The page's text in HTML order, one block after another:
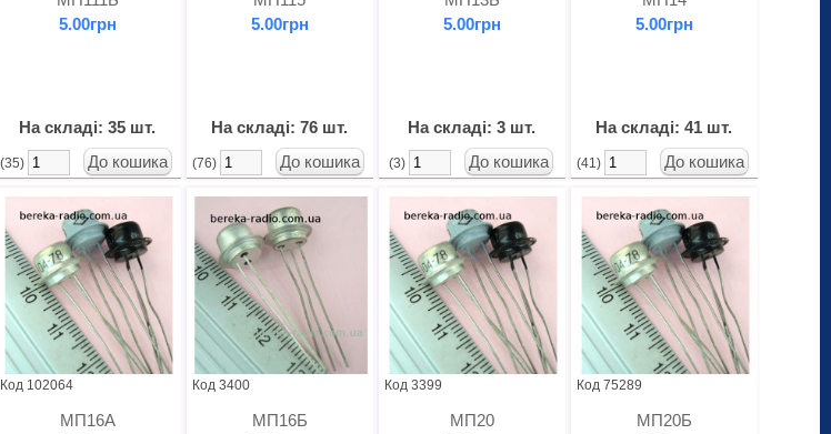
5.00грн
На складі: 35 шт.
(35)
5.00грн
На складі: 76 шт.
(76)
5.00грн
На складі: 3 шт.
(3)
5.00грн
На складі: 41 шт.
(41)
Код 102064
МП16А
Код 3400
МП16Б
Код 3399
МП20
Код 75289
МП20Б